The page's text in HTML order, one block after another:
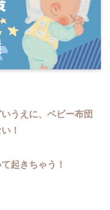
うえに、ベビー布団
！
起きちゃう！